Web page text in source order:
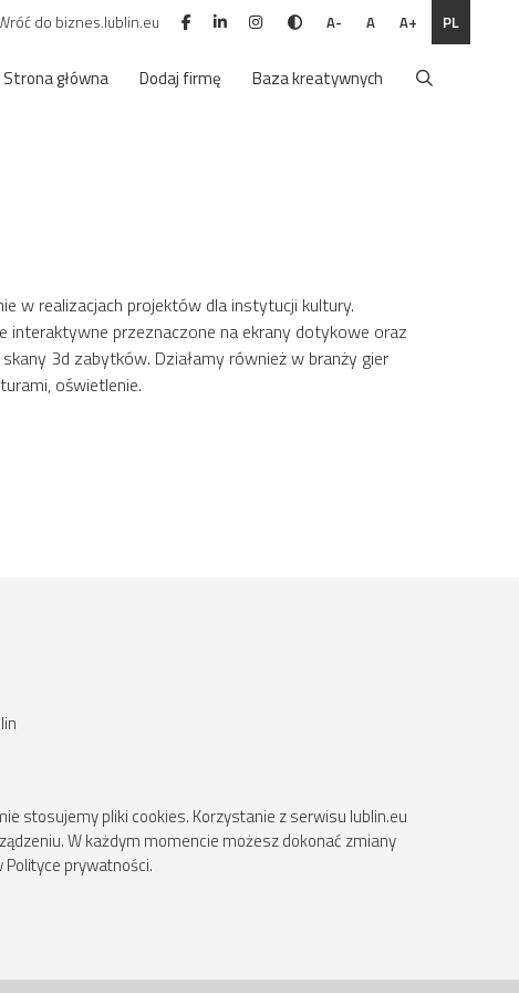
do biznes.lublin.eu A- A A+ PL
Strona główna Dodaj firmę Baza kreatywnych
w realizacjach projektów dla instytucji kultury.
interaktywne przeznaczone na ekrany dotykowe oraz
3d zabytków. Działamy również w branży gier
oświetlenie.
stosujemy pliki cookies. Korzystanie z serwisu lublin.eu
W każdym momencie możesz dokonać zmiany
prywatności.